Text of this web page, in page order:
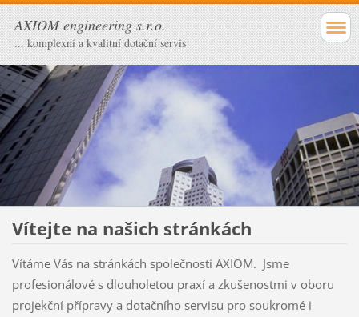
AXIOM engineering s.r.o.
... komplexní a kvalitní dotační servis
Vítejte na našich stránkách
Vítáme Vás na stránkách společnosti AXIOM. Jsme
profesionálové s dlouholetou praxí a zkušenostmi v oboru
projekční přípravy a dotačního servisu pro soukromé i